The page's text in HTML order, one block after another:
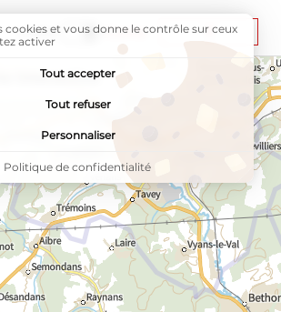
active :
interactive
Masquer la
Liste
Afficher la Carte
cookies et vous donne le contrôle sur ceux
activer
Tout accepter
Tout refuser
Personnaliser
Politique de confidentialité